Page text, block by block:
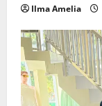
Ilma Amelia